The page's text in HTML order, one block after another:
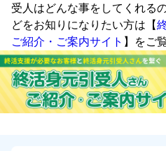
受人はどんな事をしてくれる
どをお知りになりたい方は【
ご紹介・ご案内サイト 】をご